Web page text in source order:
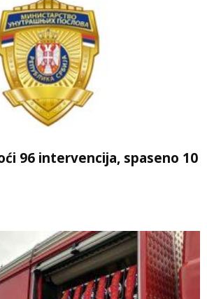
96 intervencija, spaseno 10